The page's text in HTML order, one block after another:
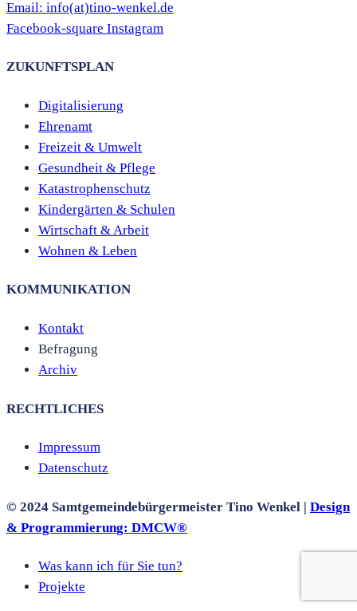
Email: info(at)tino-wenkel.de
Facebook-square Instagram
ZUKUNFTSPLAN
Digitalisierung
Ehrenamt
Freizeit & Umwelt
Gesundheit & Pflege
Katastrophenschutz
Kindergärten & Schulen
Wirtschaft & Arbeit
Wohnen & Leben
KOMMUNIKATION
Kontakt
Befragung
Archiv
RECHTLICHES
Impressum
Datenschutz
© 2024 Samtgemeindebürgermeister Tino Wenkel | Design
& Programmierung: DMCW®
Was kann ich für Sie tun?
Projekte